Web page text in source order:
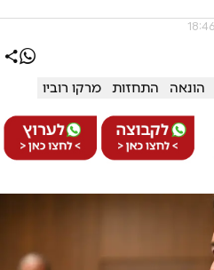
הונאה התחזות מרקו רוביו